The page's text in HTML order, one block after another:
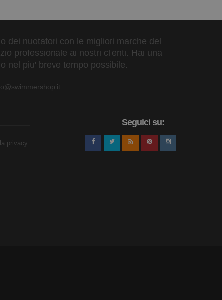
dei nuotatori con le migliori marche del
professionale ai nostri clienti. Hai una
nel piu' breve tempo possibile.
privacy
Seguici su: